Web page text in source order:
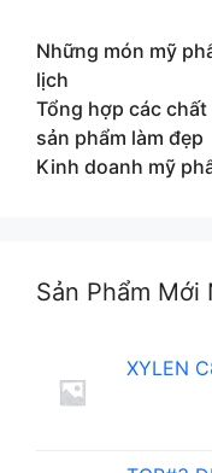
Những món mỹ
lịch
Tổng hợp các
sản phẩm làm đẹp
Kinh doanh mỹ
Sản Phẩm Mới
XYLEN